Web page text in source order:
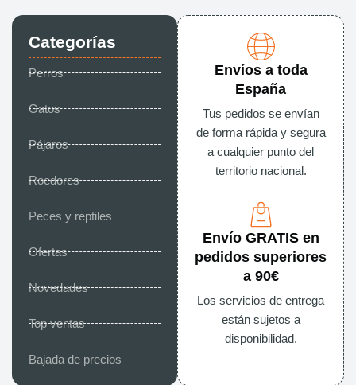
Categorías
Perros
Gatos
Pájaros
Roedores
Peces y reptiles
Ofertas
Novedades
Top ventas
Bajada de precios
Envíos a toda
España
Tus pedidos se envían
de forma rápida y segura
a cualquier punto del
territorio nacional.
Envío GRATIS en
pedidos superiores
a 90€
Los servicios de entrega
están sujetos a
disponibilidad.